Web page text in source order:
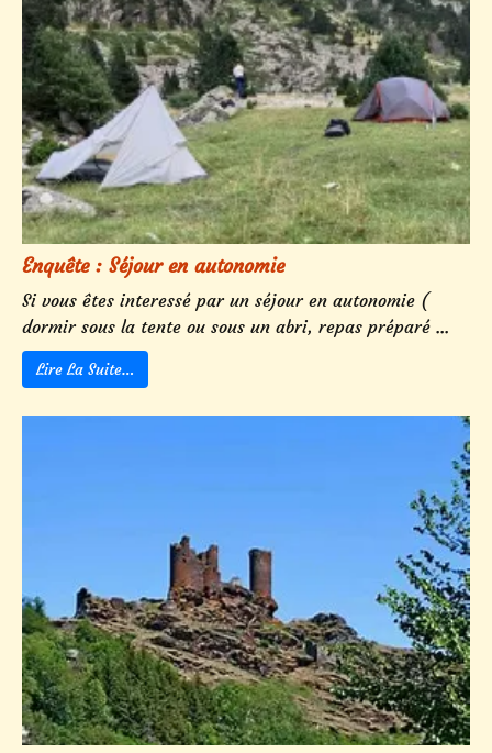
Enquête : Séjour en autonomie
Si vous êtes interessé par un séjour en autonomie (
dormir sous la tente ou sous un abri, repas préparé ...
Lire La Suite…